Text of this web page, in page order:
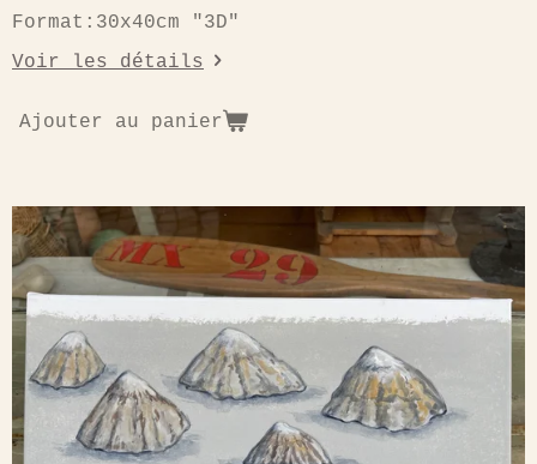
Format:30x40cm "3D"
Voir les détails
Ajouter au panier